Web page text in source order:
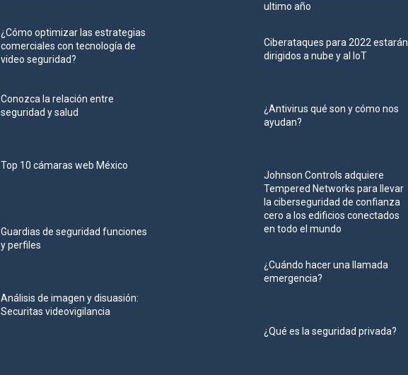
¿Cómo optimizar las estrategias
comerciales con tecnología de
video seguridad?
Conozca la relación entre
seguridad y salud
Top 10 cámaras web México
Guardias de seguridad funciones
y perfiles
Análisis de imagen y disuasión:
Securitas videovigilancia
ultimo año
Ciberataques para 2022 estarán
dirigidos a nube y al IoT
¿Antivirus qué son y cómo nos
ayudan?
Johnson Controls adquiere
Tempered Networks para llevar
la ciberseguridad de confianza
cero a los edificios conectados
en todo el mundo
¿Cuándo hacer una llamada
emergencia?
¿Qué es la seguridad privada?